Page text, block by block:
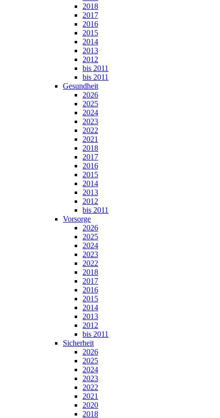
2018
2017
2016
2015
2014
2013
2012
bis 2011
bis 2011
Gesundheit
2026
2025
2024
2023
2022
2021
2018
2017
2016
2015
2014
2013
2012
bis 2011
Vorsorge
2026
2025
2024
2023
2022
2018
2017
2016
2015
2014
2013
2012
bis 2011
Sicherheit
2026
2025
2024
2023
2022
2021
2020
2018